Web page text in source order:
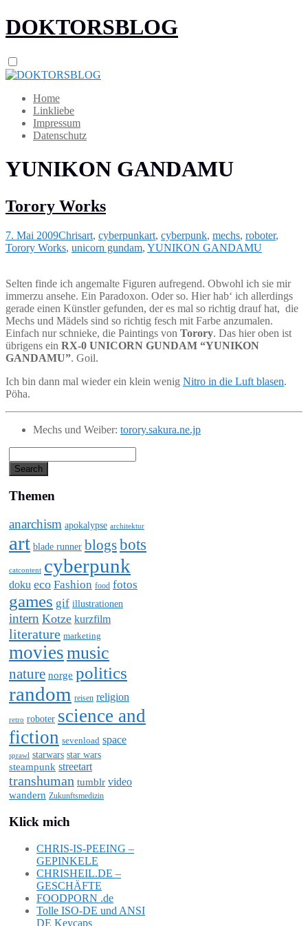
DOKTORSBLOG
Home
Linkliebe
Impressum
Datenschutz
YUNIKON GANDAMU
Torory Works
7. Mai 2009Chrisart, cyberpunkart, cyberpunk, mechs, roboter,
Torory Works, unicorn gundam, YUNIKON GANDAMU
Selten finde ich angemalte Figuren aufregend. Obwohl ich sie mir
immerzu ansehe. Ein Paradoxon. Oder so. Hier hab‘ ich allerdings
gerade einen Künstler gefunden, der es mal so richtig drauf hat, die
Mechs und Mädels sind so richtig fesch mit Farbe anzumalen.
Einfach nur schnieke, die Paintings von Torory. Das hier oben ist
übrigens ein RX-0 UNICORN GUNDAM “YUNIKON
GANDAMU”. Goil.
Ich bin dann mal wieder ein klein wenig Nitro in die Luft blasen.
Pöha.
Mechs und Weiber: torory.sakura.ne.jp
Themen
anarchism apokalypse architektur
art blade runner blogsbots
catcontent cyberpunk
doku eco Fashion food fotos
games gif illustrationen
intern Kotze kurzfilm
literature marketing
moviesmusic
nature norge politics
random reisen religion
retro roboter science and
fiction sevenload space
sprawl starwars star wars
steampunk streetart
transhuman tumblr video
wandern Zukunftsmedizin
Klick mich
CHRIS-IS-PEEING –
GEPINKELE
CHRISHEIL.DE –
GESCHÄFTE
FOODPORN .de
Tolle ISO-DE und ANSI
DE Keycaps